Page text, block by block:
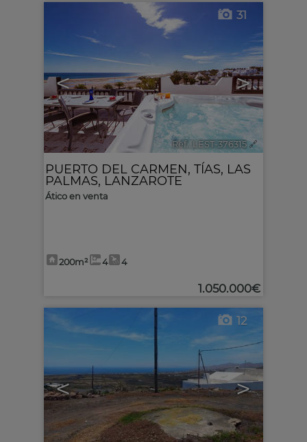
< >
31
Ref.. LEST-376315 🔗
PUERTO DEL CARMEN, TÍAS, LAS
PALMAS, LANZAROTE
Ático en venta
200m² 4 4
1.050.000€
< >
12